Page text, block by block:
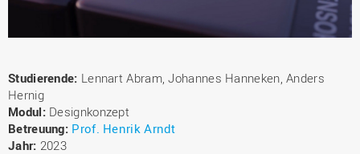
Studierende: Lennart Abram, Johannes Hanneken, Anders
Hernig
Modul:Designkonzept
Betreuung: Prof. Henrik Arndt
Jahr: 2023